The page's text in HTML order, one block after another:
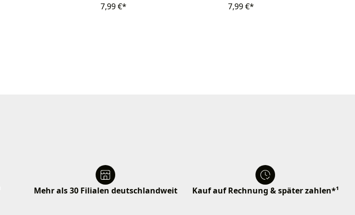
7,99 €* 7,99 €*
Mehr als 30 Filialen deutschlandweit Kauf auf Rechnung & später zahlen*¹